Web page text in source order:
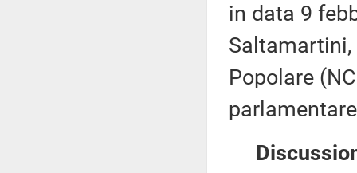
in data 9
Popolare